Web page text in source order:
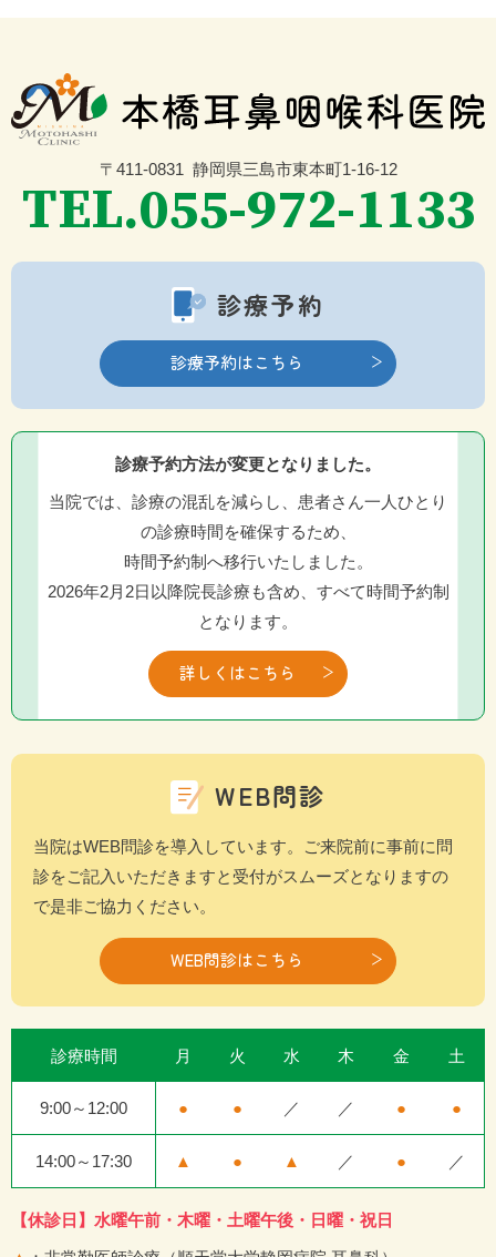
〒411-0831 静岡県三島市東本町1-16-12
TEL.055-972-1133
診療予約
診療予約はこちら
診療予約方法が変更となりました。
当院では、診療の混乱を減らし、患者さん一人ひとり
の診療時間を確保するため、
時間予約制へ移行いたしました。
2026年2月2日以降院長診療も含め、すべて時間予約制
となります。
詳しくはこちら
WEB問診
当院はWEB問診を導入しています。ご来院前に事前に問
診をご記入いただきますと受付がスムーズとなりますの
で是非ご協力ください。
WEB問診はこちら
診療時間 月 火 水 木 金 土
9:00～12:00 ● ● ／ ／ ● ●
14:00～17:30 ▲ ● ▲ ／ ● ／
【休診日】水曜午前・木曜・土曜午後・日曜・祝日